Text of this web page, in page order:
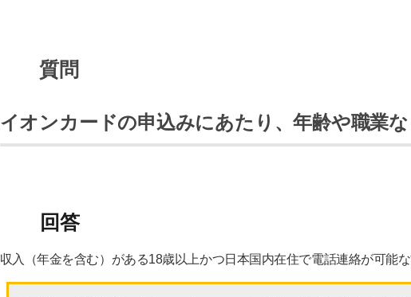
イオンカードの申込みにあたり、年齢や職業
収入（年金を含む）がある18歳以上かつ日本国内在住で電話連絡が可能